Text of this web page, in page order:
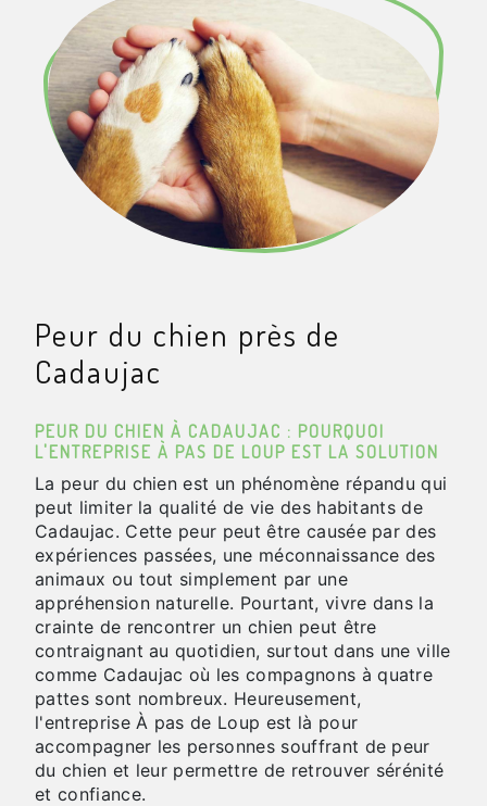
Peur du chien près de
Cadaujac
PEUR DU CHIEN À CADAUJAC : POURQUOI
L'ENTREPRISE À PAS DE LOUP EST LA SOLUTION
La peur du chien est un phénomène répandu qui
peut limiter la qualité de vie des habitants de
Cadaujac. Cette peur peut être causée par des
expériences passées, une méconnaissance des
animaux ou tout simplement par une
appréhension naturelle. Pourtant, vivre dans la
crainte de rencontrer un chien peut être
contraignant au quotidien, surtout dans une ville
comme Cadaujac où les compagnons à quatre
pattes sont nombreux. Heureusement,
l'entreprise À pas de Loup est là pour
accompagner les personnes souffrant de peur
du chien et leur permettre de retrouver sérénité
et confiance.